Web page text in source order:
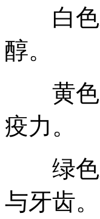
白色水
醇。
黄色水
疫力。
绿色水
与牙齿。